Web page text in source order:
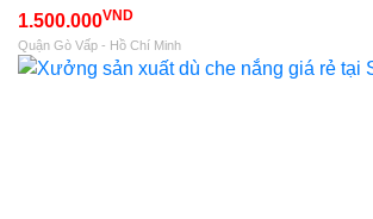
1.500.000VND
Quận Gò Vấp - Hồ Chí Minh